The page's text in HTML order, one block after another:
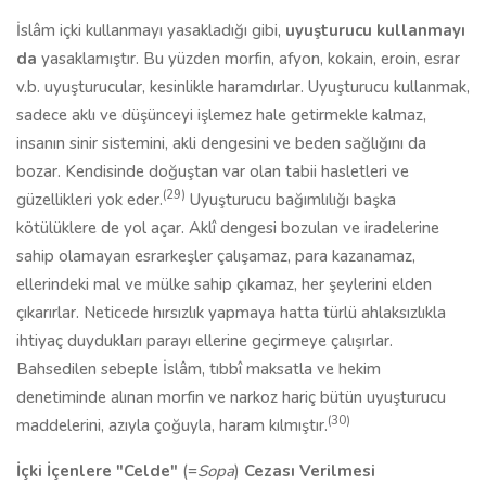
İslâm içki kullanmayı yasakladığı gibi, uyuşturucu kullanmayı
da yasaklamıştır. Bu yüzden morfin, afyon, kokain, eroin, esrar
v.b. uyuşturucular, kesinlikle haramdırlar. Uyuşturucu kullanmak,
sadece aklı ve düşünceyi işlemez hale getirmekle kalmaz,
insanın sinir sistemini, akli dengesini ve beden sağlığını da
bozar. Kendisinde doğuştan var olan tabii hasletleri ve
güzellikleri yok eder.(29) Uyuşturucu bağımlılığı başka
kötülüklere de yol açar. Aklî dengesi bozulan ve iradelerine
sahip olamayan esrarkeşler çalışamaz, para kazanamaz,
ellerindeki mal ve mülke sahip çıkamaz, her şeylerini elden
çıkarırlar. Neticede hırsızlık yapmaya hatta türlü ahlaksızlıkla
ihtiyaç duydukları parayı ellerine geçirmeye çalışırlar.
Bahsedilen sebeple İslâm, tıbbî maksatla ve hekim
denetiminde alınan morfin ve narkoz hariç bütün uyuşturucu
maddelerini, azıyla çoğuyla, haram kılmıştır.(30)
İçki İçenlere "Celde" (=Sopa) Cezası Verilmesi